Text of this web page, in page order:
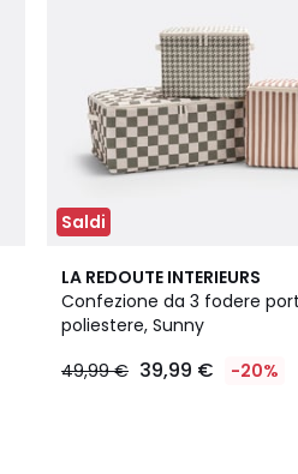
Saldi
LA REDOUTE INTERIEURS
Confezione da 3 fodere
poliestere, Sunny
49,99 € 39,99 € -20%